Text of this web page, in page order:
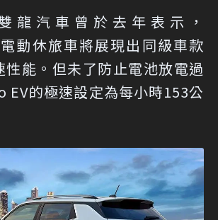
雙龍汽車曾於去年表示，
動休旅車將展現出同級車款
性能。但未了防止電池放電過
EV的極速設定為每小時153公